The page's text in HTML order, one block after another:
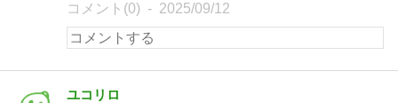
コメント(0) 2025/09/12
ユコリロ